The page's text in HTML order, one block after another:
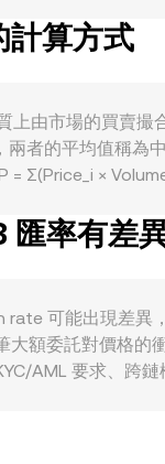
好變化會透過美
ETF 的批准與資
的到帳延遲，以
計算方式
上由市場的買賣
者的平均值稱為
= Σ(Price_i ×
做市商（AMM
定價會透過對美元
匯率有差
可能出現差異
額委託對價格的
AML 要求、跨